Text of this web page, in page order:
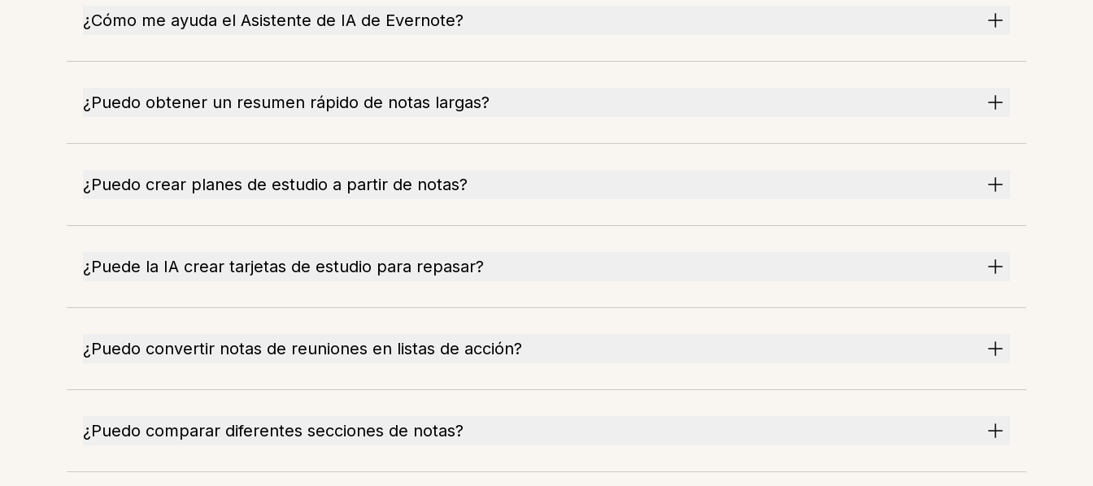
¿Cómo me ayuda el Asistente de IA de Evernote?
¿Puedo obtener un resumen rápido de notas largas?
¿Puedo crear planes de estudio a partir de notas?
¿Puede la IA crear tarjetas de estudio para repasar?
¿Puedo convertir notas de reuniones en listas de acción?
¿Puedo comparar diferentes secciones de notas?